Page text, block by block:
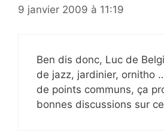
9 janvier 2009 à 11:19
Ben dis donc, Luc de
de jazz, jardinier, ornitho
de points communs, ça
bonnes discussions sur